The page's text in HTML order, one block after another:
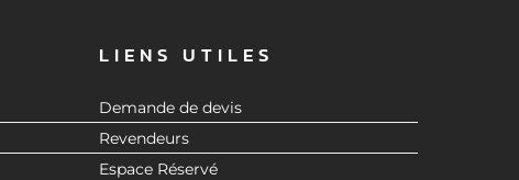
LIENS UTILES
Demande de devis
Revendeurs
Espace Réservé